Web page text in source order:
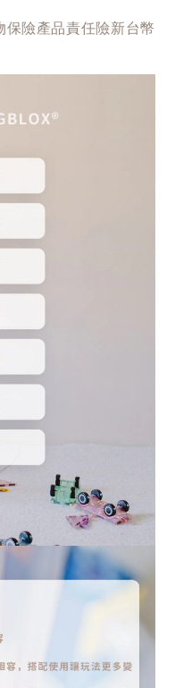
險產品責任險新台幣